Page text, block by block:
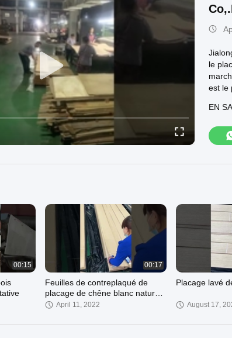
le
est le
chant
EN
00:15 00:17
Feuilles de contreplaqué de
placage de chêne blanc naturel
sciées par quart pour meubles
April 11, 2022
Placage lavé
August 17,